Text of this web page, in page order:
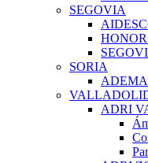
SEGOVIA
SORIA
ADEMA
ADRI